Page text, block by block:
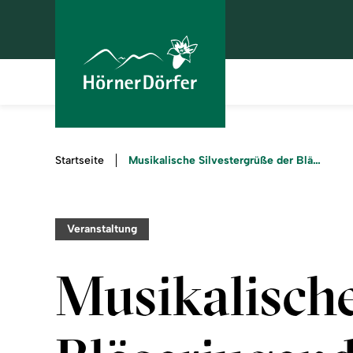
Sie
Startseite Musikalische Silvestergrüße der Bläserjugend
Veranstaltung